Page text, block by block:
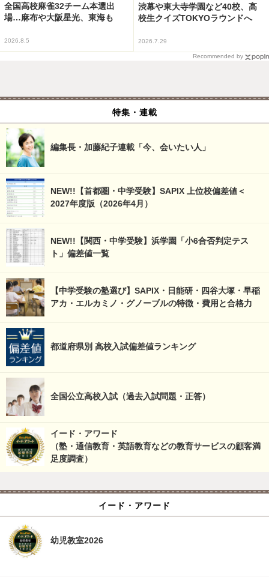
全国高校麻雀32チーム本選出
場…麻布や大阪星光、東海も
2026.8.5
渋幕や東大寺学園など40校、高
校生クイズTOKYOラウンドへ
2026.7.29
Recommended by
特集・連載
編集長・加藤紀子連載「今、会いたい人」
NEW!!【首都圏・中学受験】SAPIX 上位校偏差値＜
2027年度版（2026年4月）
NEW!!【関西・中学受験】浜学園「小6合否判定テス
ト」偏差値一覧
【中学受験の塾選び】SAPIX・日能研・四谷大塚・早稲
アカ・エルカミノ・グノーブルの特徴・費用と合格力
都道府県別 高校入試偏差値ランキング
全国公立高校入試（過去入試問題・正答）
イード・アワード
（塾・通信教育・英語教育などの教育サービスの顧客満
足度調査）
イード・アワード
幼児教室2026